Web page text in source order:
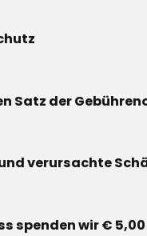
Satz der
verursachte
spenden wir €